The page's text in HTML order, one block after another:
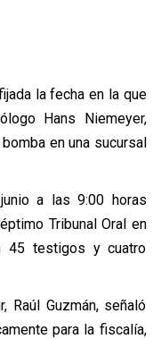
la fecha en la que
Hans Niemeyer,
en una sucursal
a las 9:00 horas
Tribunal Oral en
45 testigos y cuatro
Raúl Guzmán, señaló
para la fiscalía,